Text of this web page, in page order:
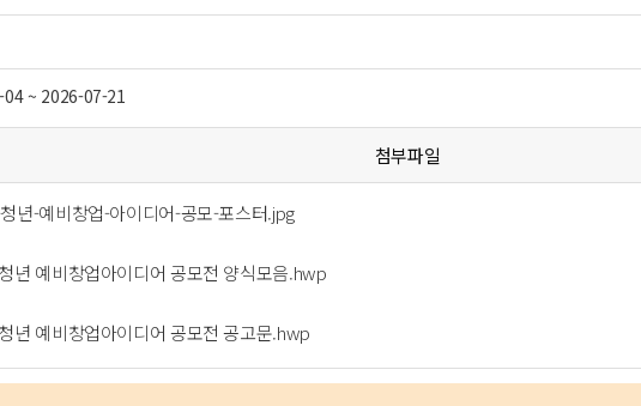
~ 2026-07-21
첨부파일
년-예비창업-아이디어-공모-포스터.jpg
년 예비창업아이디어 공모전 양식모음.hwp
년 예비창업아이디어 공모전 공고문.hwp